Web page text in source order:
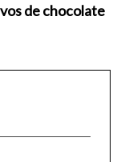
de chocolate